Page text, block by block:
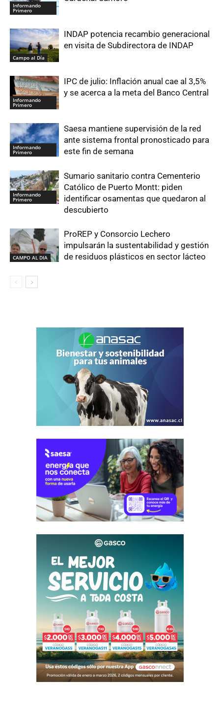
Informando
Primero
Campo al Día
INDAP potencia recambio generacional
en visita de Subdirectora de INDAP
Informando
Primero
IPC de julio: Inflación anual cae al 3,5%
y se acerca a la meta del Banco Central
Informando
Primero
Saesa mantiene supervisión de la red
ante sistema frontal pronosticado para
este fin de semana
Informando
Primero
Sumario sanitario contra Cementerio
Católico de Puerto Montt: piden
identificar osamentas que quedaron al
descubierto
CAMPO AL DIA
ProREP y Consorcio Lechero
impulsarán la sustentabilidad y gestión
de residuos plásticos en sector lácteo